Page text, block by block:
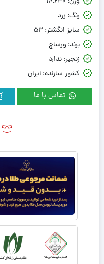
رنگ: زرد
سایز انگشتر:53
برند:ورساچ
زنجیر:ندارد
کشور سازنده: ایران
تماس با ما